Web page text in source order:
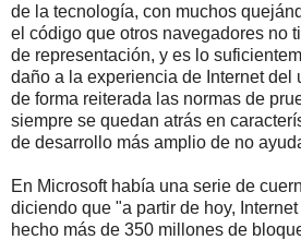
de la tecnología, con muchos
el código que otros navegadores no
de representación, y es lo
daño a la experiencia de Internet del
de forma reiterada las normas de
siempre se quedan atrás en
de desarrollo más amplio de no
En Microsoft había una serie de
diciendo que "a partir de hoy,
hecho más de 350 millones de